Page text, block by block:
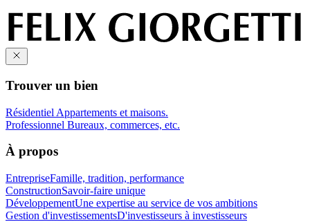
Trouver un bien
Résidentiel Appartements et maisons.
Professionnel Bureaux, commerces, etc.
À propos
EntrepriseFamille, tradition, performance
ConstructionSavoir-faire unique
DéveloppementUne expertise au service de vos ambitions
Gestion d'investissementsD'investisseurs à investisseurs